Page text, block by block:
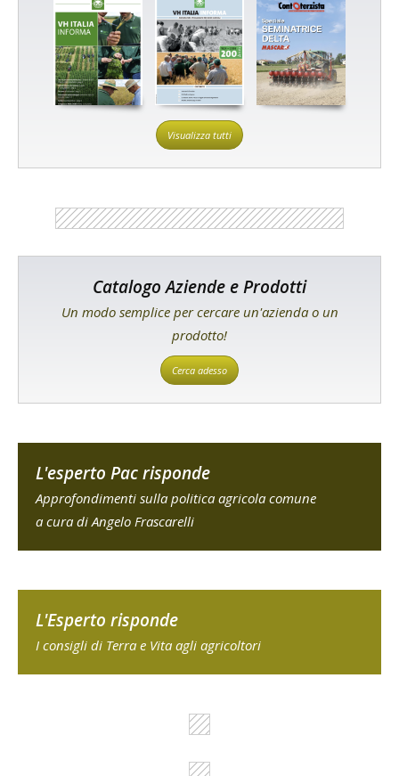
Visualizza tutti
Catalogo Aziende e Prodotti
Un modo semplice per cercare un'azienda o un
prodotto!
Cerca adesso
L'esperto Pac risponde
Approfondimenti sulla politica agricola comune
a cura di Angelo Frascarelli
L'Esperto risponde
I consigli di Terra e Vita agli agricoltori